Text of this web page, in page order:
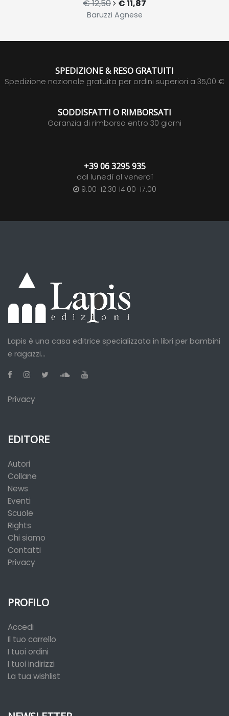
€ 12,50 € 11,87
Baruzzi Agnese
SPEDIZIONE & RESO GRATUITI
Spedizione nazionale gratuita per ordini superiori a 35,00 €
SODDISFATTI O RIMBORSATI
Garanzia di rimborso entro 30 giorni
+39 06 3295 935
dal lunedì al venerdì
9:00-12:30 14:00-17:00
Lapis è una casa editrice specializzata in libri per bambini
e ragazzi...
Privacy
EDITORE
Autori
Collane
News
Eventi
Scuole
Rights
Chi siamo
Contatti
Privacy
PROFILO
Accedi
Il tuo carrello
I tuoi ordini
I tuoi indirizzi
La tua wishlist